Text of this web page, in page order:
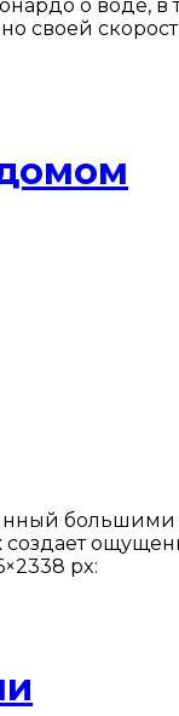
о воде,
своей
px: